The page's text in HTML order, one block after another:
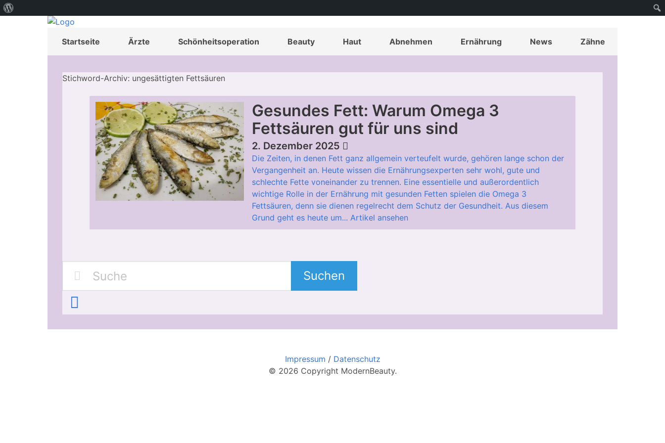
Startseite Ärzte Schönheitsoperation Beauty Haut Abnehmen Ernährung News Zähne
Stichword-Archiv: ungesättigten Fettsäuren
Gesundes Fett: Warum Omega 3
Fettsäuren gut für uns sind
2. Dezember 2025
Die Zeiten, in denen Fett ganz allgemein verteufelt wurde, gehören lange schon der
Vergangenheit an. Heute wissen die Ernährungsexperten sehr wohl, gute und
schlechte Fette voneinander zu trennen. Eine essentielle und außerordentlich
wichtige Rolle in der Ernährung mit gesunden Fetten spielen die Omega 3
Fettsäuren, denn sie dienen regelrecht dem Schutz der Gesundheit. Aus diesem
Grund geht es heute um... Artikel ansehen
Suchen
Impressum / Datenschutz
© 2026 Copyright ModernBeauty.